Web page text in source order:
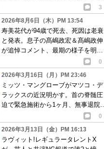
3
2026年8月6日（木）PM 13:54
寿美花代が94歳で死去、死因は老衰
と発表。息子の髙嶋政宏＆髙嶋政伸
が追悼コメント、最期の様子を明か
0
2026年3月16日（月）PM 23:46
ミッツ・マングローブがマツコ・デ
ラックスの近況明かす。首の脊髄圧
迫で緊急施術から1ヶ月、無事退院し
0
2026年3月13日（金）PM 16:13
ラヴィット!レギュラータレントX